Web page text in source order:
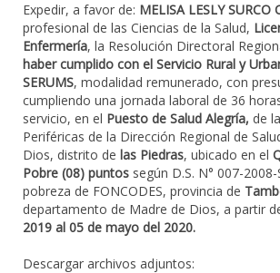
Expedir, a favor de: MELISA LESLY SURCO
profesional de las Ciencias de la Salud,
Enfermería, la Resolución Directoral
haber cumplido con el Servicio Rural y
SERUMS, modalidad remunerado, con
cumpliendo una jornada laboral de 36
servicio, en el Puesto de Salud Alegría, de
Periféricas de la Dirección Regional de
Dios, distrito de las Piedras, ubicado en el
Pobre (08) puntos según D.S. N° 007-
pobreza de FONCODES, provincia de
departamento de Madre de Dios, a partir
2019 al 05 de mayo del 2020.
Descargar archivos adjuntos: